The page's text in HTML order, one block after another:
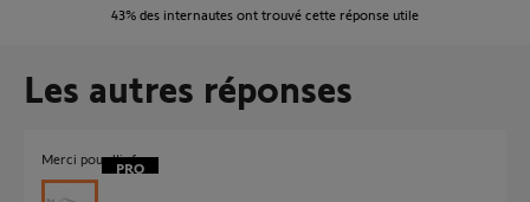
43% des internautes ont trouvé cette réponse utile
Les autres réponses
Merci pour l'info.